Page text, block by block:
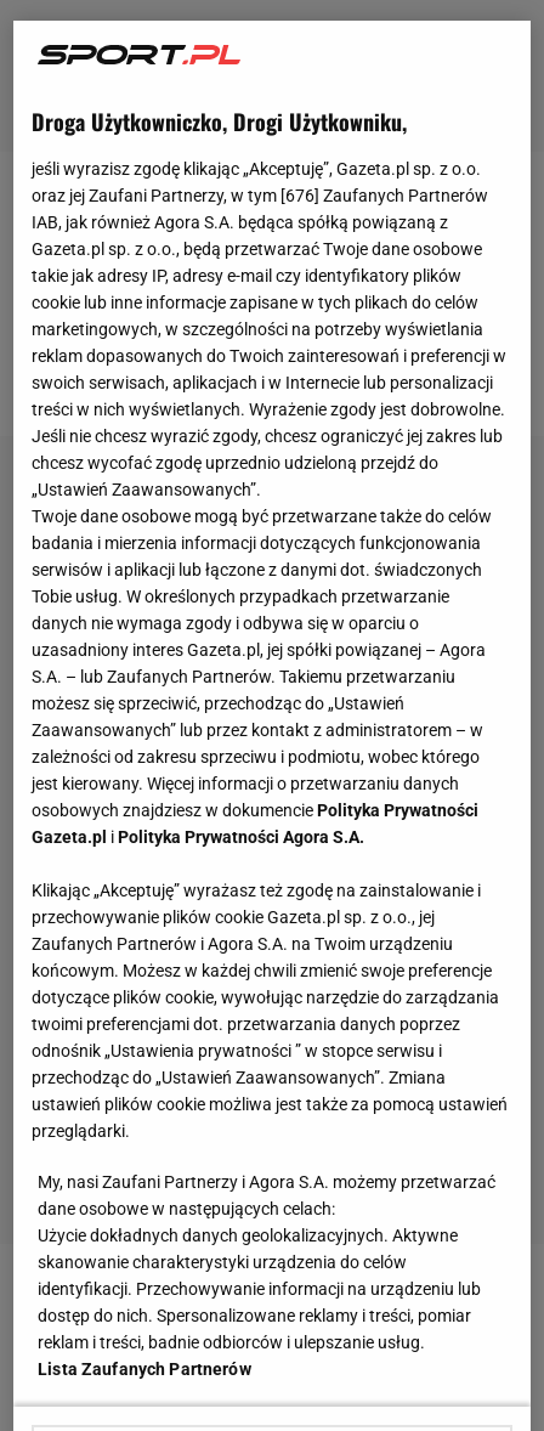
20 maja na kortach w Paryżu rozpocznie się drugi w
tym sezonie turniej wielkoszlemowy. Tym razem
tenisistki i tenisiści będą rywalizować na kortach
ziemnych we French Open. Zeszłorocznego tytułu
bronić będzie Iga Świątek, która wygrała ten turniej
trzy razy w ostatnich czterech latach.
Zobacz wideoFeio mówi o konfliktach z sędziami.
"To są konkrety"
Tym razemPolkateż będzie zdecydowaną
Droga Użytkowniczko, Drogi Użytkowniku,
jeśli wyrazisz zgodę klikając „Akceptuję”, Gazeta.pl sp. z o.o.
oraz jej Zaufani Partnerzy, w tym [676] Zaufanych Partnerów
IAB, jak również Agora S.A. będąca spółką powiązaną z
Gazeta.pl sp. z o.o., będą przetwarzać Twoje dane osobowe
takie jak adresy IP, adresy e-mail czy identyfikatory plików
cookie lub inne informacje zapisane w tych plikach do celów
marketingowych, w szczególności na potrzeby wyświetlania
reklam dopasowanych do Twoich zainteresowań i preferencji w
swoich serwisach, aplikacjach i w Internecie lub personalizacji
treści w nich wyświetlanych. Wyrażenie zgody jest dobrowolne.
Jeśli nie chcesz wyrazić zgody, chcesz ograniczyć jej zakres lub
chcesz wycofać zgodę uprzednio udzieloną przejdź do
„Ustawień Zaawansowanych”.
Twoje dane osobowe mogą być przetwarzane także do celów
badania i mierzenia informacji dotyczących funkcjonowania
serwisów i aplikacji lub łączone z danymi dot. świadczonych
Tobie usług. W określonych przypadkach przetwarzanie
danych nie wymaga zgody i odbywa się w oparciu o
uzasadniony interes Gazeta.pl, jej spółki powiązanej – Agora
S.A. – lub Zaufanych Partnerów. Takiemu przetwarzaniu
możesz się sprzeciwić, przechodząc do „Ustawień
Zaawansowanych” lub przez kontakt z administratorem – w
zależności od zakresu sprzeciwu i podmiotu, wobec którego
jest kierowany. Więcej informacji o przetwarzaniu danych
osobowych znajdziesz w dokumenciePolityka Prywatności
Gazeta.pl iPolityka Prywatności Agora S.A.
Klikając „Akceptuję” wyrażasz też zgodę na zainstalowanie i
przechowywanie plików cookie Gazeta.pl sp. z o.o., jej
Zaufanych Partnerów i Agora S.A. na Twoim urządzeniu
końcowym. Możesz w każdej chwili zmienić swoje preferencje
dotyczące plików cookie, wywołując narzędzie do zarządzania
twoimi preferencjami dot. przetwarzania danych poprzez
odnośnik „Ustawienia prywatności ” w stopce serwisu i
przechodząc do „Ustawień Zaawansowanych”. Zmiana
ustawień plików cookie możliwa jest także za pomocą ustawień
przeglądarki.
My, nasi Zaufani Partnerzy i Agora S.A. możemy przetwarzać
dane osobowe w następujących celach:
Użycie dokładnych danych geolokalizacyjnych. Aktywne
skanowanie charakterystyki urządzenia do celów
identyfikacji. Przechowywanie informacji na urządzeniu lub
dostęp do nich. Spersonalizowane reklamy i treści, pomiar
reklam i treści, badnie odbiorców i ulepszanie usług.
Lista Zaufanych Partnerów